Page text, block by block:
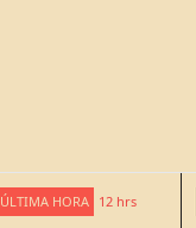
ÚLTIMA HORA 12 hrs